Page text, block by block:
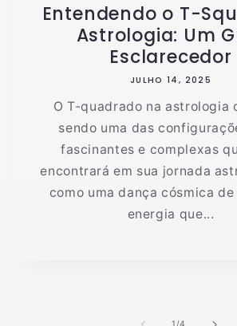
Entendendo o T-
Astrologia: Um
Esclarecedor
JULHO 14, 2025
O T-quadrado na astrologia
sendo uma das
fascinantes e complexas
encontrará em sua jornada
como uma dança cósmica
energia que...
de